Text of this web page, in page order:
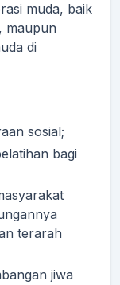
muda, baik
maupun
di
sosial;
bagi
terarah
jiwa